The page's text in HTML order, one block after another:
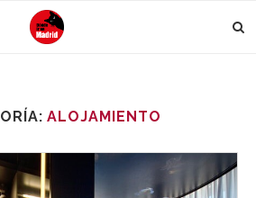
ALOJAMIENTO